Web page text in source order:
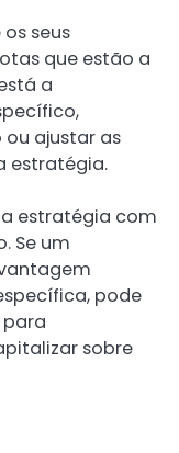
seus
que estão a
a
ou ajustar as
estratégia.
estratégia com
Se um
pode
para
sobre